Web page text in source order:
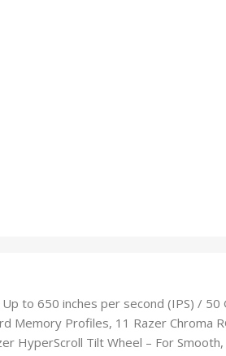
to 650 inches per second (IPS) / 50
Memory Profiles, 11 Razer Chroma
HyperScroll Tilt Wheel – For